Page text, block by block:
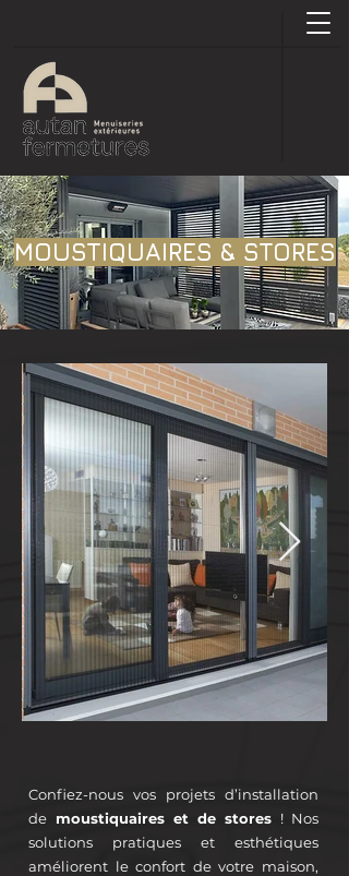
MOUSTIQUAIRES & STORES
Confiez-nous vos projets d’installation
de moustiquaires et de stores ! Nos
solutions pratiques et esthétiques
améliorent le confort de votre maison,